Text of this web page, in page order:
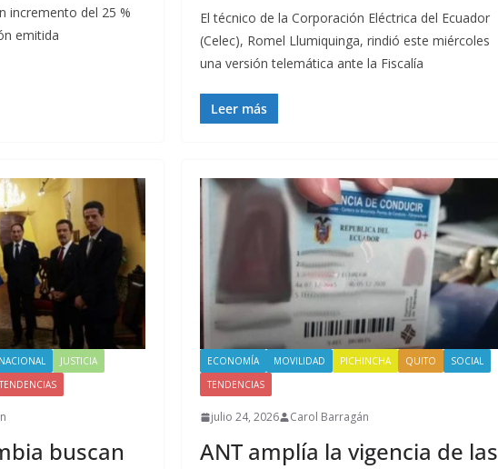
incremento del 25 %
emitida
El técnico de la Corporación Eléctrica del Ecuador
(Celec), Romel Llumiquinga, rindió este miércoles
una versión telemática ante la Fiscalía
Leer más
JUSTICIA
TENDENCIAS
buscan
ECONOMÍA MOVILIDAD PICHINCHA QUITO
SOCIAL
TENDENCIAS
julio 24, 2026 Carol Barragán
ANT amplía la vigencia de las